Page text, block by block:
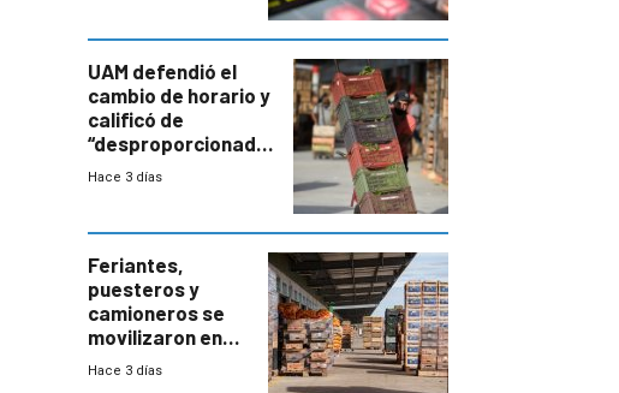
UAM defendió el
cambio de horario y
calificó de
“desproporcionado”
el bloqueo de
Hace 3 días
Feriantes,
puesteros y
camioneros se
movilizaron en
rechazo a
Hace 3 días